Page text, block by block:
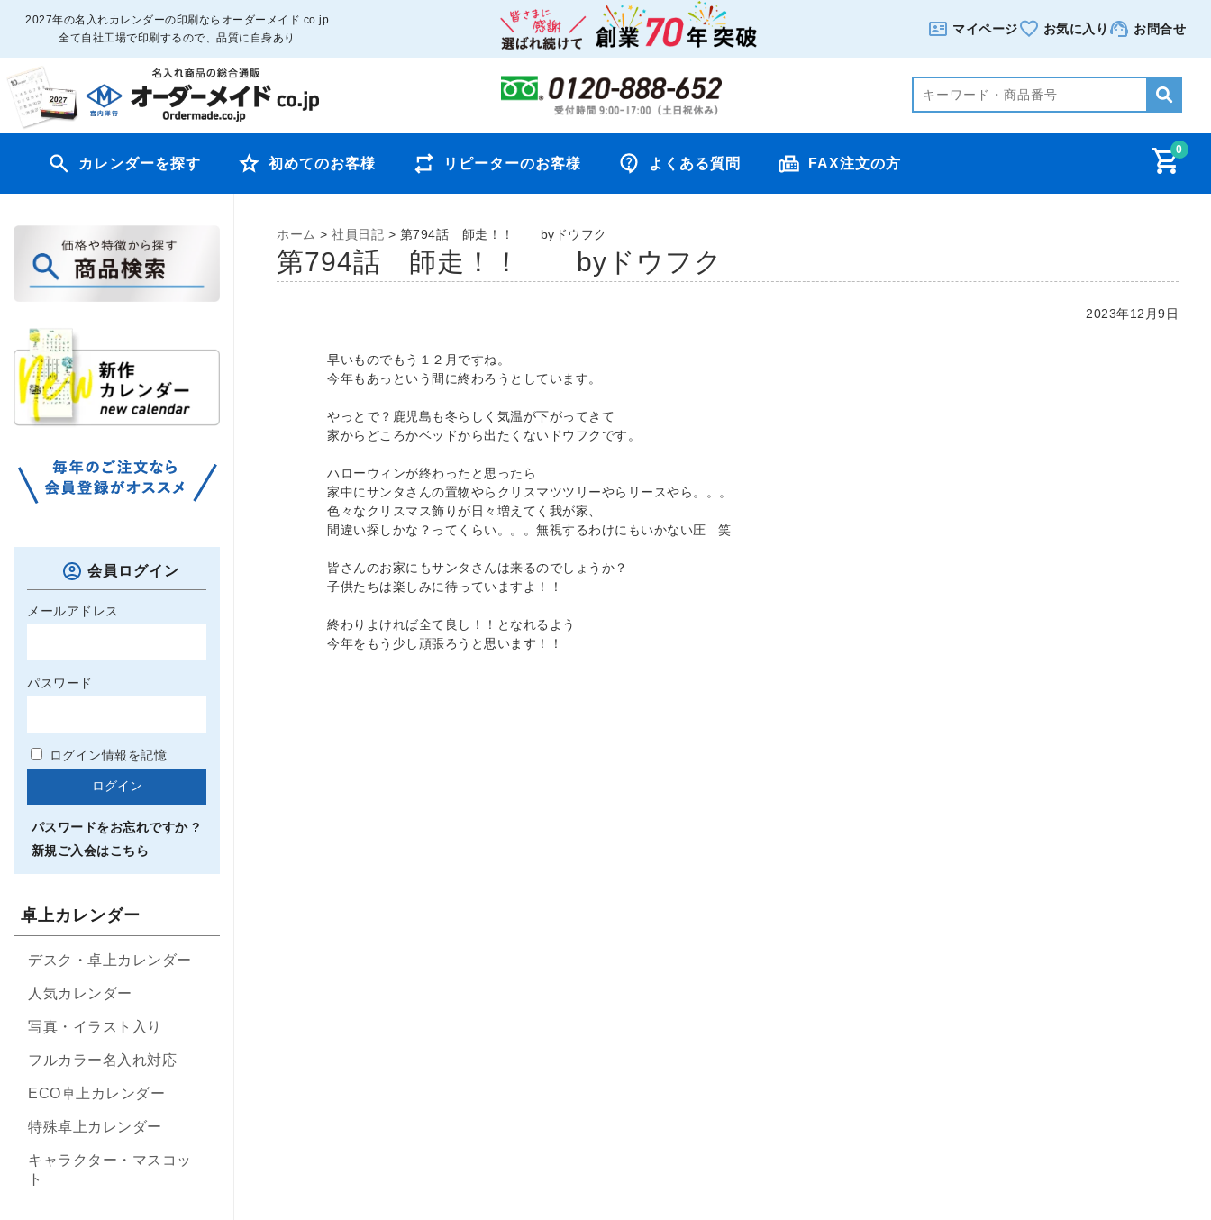
2027年の名入れカレンダーの印刷ならオーダーメイド.co.jp
全て自社工場で印刷するので、品質に自身あり
マイページ お気に入り お問合せ
0
カレンダーを探す 初めてのお客様 リピーターのお客様 よくある質問 FAX注文の方
ホーム > 社員日記 > 第794話 師走！！ byドウフク
第794話 師走！！ byドウフク
2023年12月9日
早いものでもう１２月ですね。
今年もあっという間に終わろうとしています。
やっとで？鹿児島も冬らしく気温が下がってきて
家からどころかベッドから出たくないドウフクです。
ハローウィンが終わったと思ったら
家中にサンタさんの置物やらクリスマツツリーやらリースやら。。。
色々なクリスマス飾りが日々増えてく我が家、
間違い探しかな？ってくらい。。。無視するわけにもいかない圧 笑
皆さんのお家にもサンタさんは来るのでしょうか？
子供たちは楽しみに待っていますよ！！
終わりよければ全て良し！！となれるよう
今年をもう少し頑張ろうと思います！！
会員ログイン
メールアドレス
パスワード
ログイン情報を記憶
パスワードをお忘れですか ?
新規ご入会はこちら
卓上カレンダー
デスク・卓上カレンダー
人気カレンダー
写真・イラスト入り
フルカラー名入れ対応
ECO卓上カレンダー
特殊卓上カレンダー
キャラクター・マスコッ
ト